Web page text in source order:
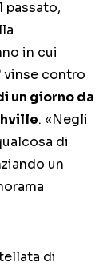
passato,
in cui
vinse contro
un giorno da
. «Negli
di
un
di